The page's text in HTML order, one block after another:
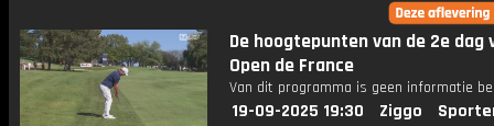
De hoogtepunten van de 2e dag
Open de France
Van dit programma is geen informatie
19-09-2025 19:30 Ziggo